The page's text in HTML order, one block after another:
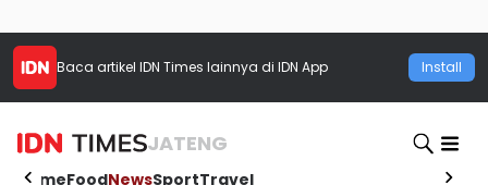
Baca artikel IDN Times lainnya di IDN App Install
JATENG
HomeFoodNewsSportTravel